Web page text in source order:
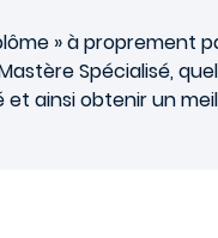
» à
Spécialisé,
ainsi obtenir un